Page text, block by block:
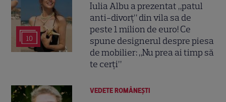
10
Iulia Albu a prezentat „patul
anti-divorț” din vila sa de
peste 1 milion de euro! Ce
spune designerul despre piesa
de mobilier: „Nu prea ai timp să
te cerți”
VEDETE ROMÂNEŞTI